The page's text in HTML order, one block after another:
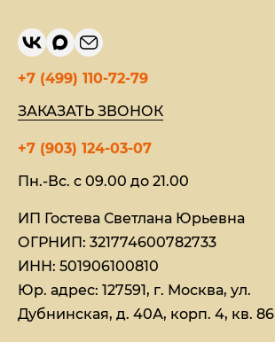
+7 (499) 110-72-79
ЗАКАЗАТЬ ЗВОНОК
+7 (903) 124-03-07
Пн.-Вс. с 09.00 до 21.00
ИП Гостева Светлана Юрьевна​
ОГРНИП: 321774600782733
ИНН: 501906100810
Юр. адрес: 127591, г. Москва, ул.
Дубнинская, д. 40А, корп. 4, кв. 86